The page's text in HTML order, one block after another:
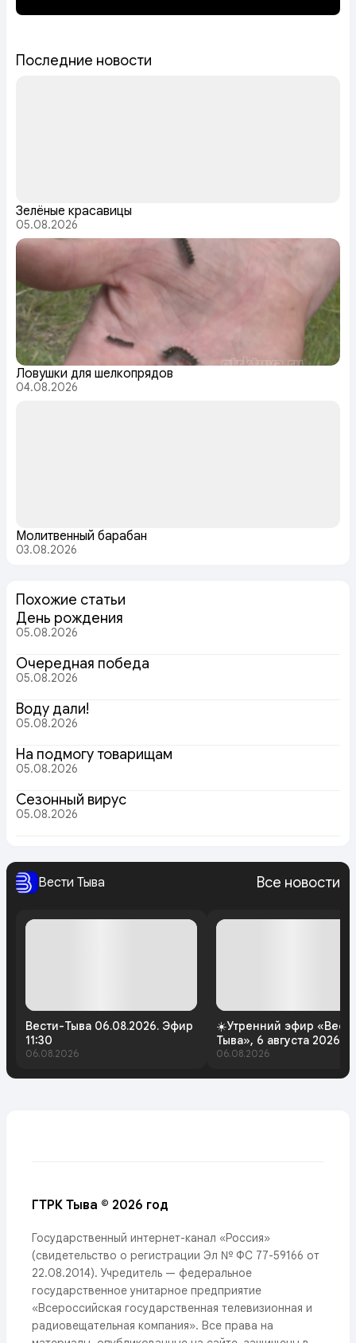
Последние новости
Зелёные красавицы
05.08.2026
Ловушки для шелкопрядов
04.08.2026
Молитвенный барабан
03.08.2026
Похожие статьи
День рождения
05.08.2026
Очередная победа
05.08.2026
Воду дали!
05.08.2026
На подмогу товарищам
05.08.2026
Сезонный вирус
05.08.2026
Вести Тыва Все новости
Вести-Тыва 06.08.2026. Эфир
11:30
06.08.2026
☀️Утренний эфир
Тыва», 6 августа 2026
06.08.2026
ГТРК Тыва © 2026 год
Государственный интернет-канал «Россия»
(свидетельство о регистрации Эл № ФС 77-59166 от
22.08.2014). Учредитель — федеральное
государственное унитарное предприятие
«Всероссийская государственная телевизионная и
радиовещательная компания». Все права на